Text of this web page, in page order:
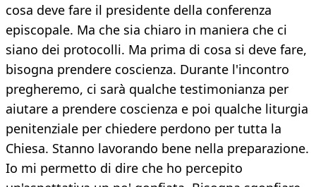
cosa deve fare il presidente della conferenza
episcopale. Ma che sia chiaro in maniera che ci
siano dei protocolli. Ma prima di cosa si deve fare,
bisogna prendere coscienza. Durante l'incontro
pregheremo, ci sarà qualche testimonianza per
aiutare a prendere coscienza e poi qualche liturgia
penitenziale per chiedere perdono per tutta la
Chiesa. Stanno lavorando bene nella preparazione.
Io mi permetto di dire che ho percepito